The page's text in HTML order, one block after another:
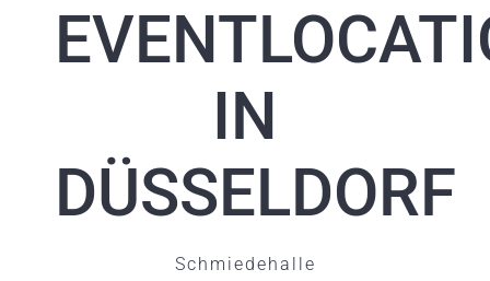
IN
DÜSSELDORF
Schmiedehalle